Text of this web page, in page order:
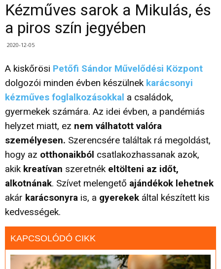
Kézműves sarok a Mikulás, és
a piros szín jegyében
2020-12-05
A kiskőrösi Petőfi Sándor Művelődési Központ
dolgozói minden évben készülnek karácsonyi
kézműves foglalkozásokkal a családok,
gyermekek számára. Az idei évben, a pandémiás
helyzet miatt, ez nem válhatott valóra
személyesen. Szerencsére találtak rá megoldást,
hogy az otthonaikból csatlakozhassanak azok,
akik kreatívan szeretnék eltölteni az időt,
alkotnának. Szívet melengető ajándékok lehetnek
akár karácsonyra is, a gyerekek által készített kis
kedvességek.
KAPCSOLÓDÓ CIKK